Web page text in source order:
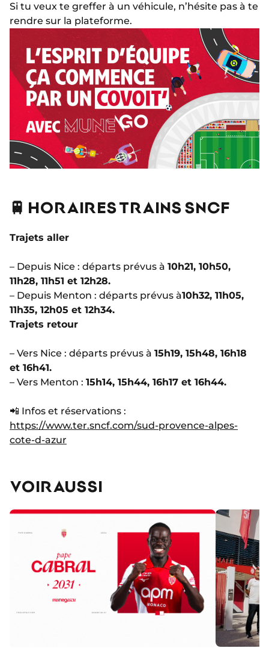
Si tu veux te greffer à un véhicule, n’hésite pas à te
rendre sur la plateforme.
🚆 HORAIRES TRAINS SNCF
Trajets aller
– Depuis Nice : départs prévus à 10h21, 10h50,
11h28, 11h51 et 12h28.
– Depuis Menton : départs prévus à10h32, 11h05,
11h35, 12h05 et 12h34.
Trajets retour
– Vers Nice : départs prévus à 15h19, 15h48, 16h18
et 16h41.
– Vers Menton : 15h14, 15h44, 16h17 et 16h44.
📲 Infos et réservations :
https://www.ter.sncf.com/sud-provence-alpes-
cote-d-azur
VOIR AUSSI